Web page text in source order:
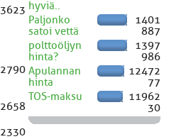
3623
2790
2658
2330
hyviä..
Paljonko
satoi vettä
1401
887
polttoöljyn
hinta?
1397
986
Apulannan
hinta
12472
77
TOS-maksu
11962
30